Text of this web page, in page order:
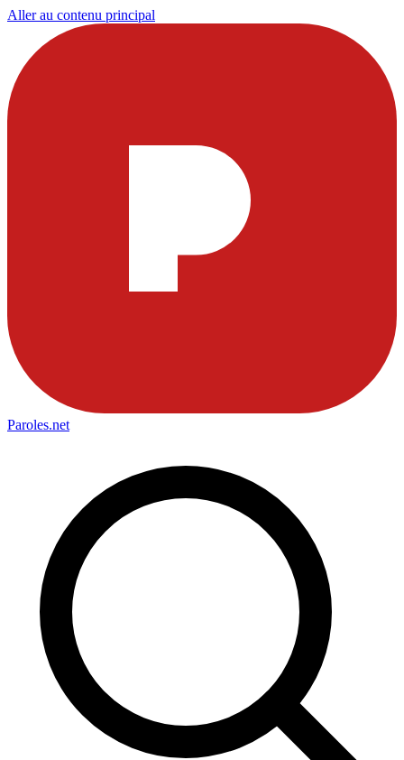
Aller au contenu principal
Paroles.net